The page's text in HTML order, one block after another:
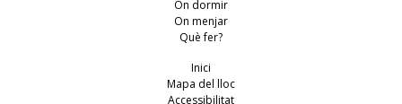
On dormir
On menjar
Què fer?
Inici
Mapa del lloc
Accessibilitat